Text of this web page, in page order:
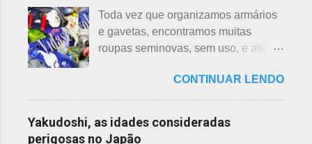
largas e cor única: verde. As folhas
crescem para o alto, em hastes
longas. As raízes são comestíveis,
produzindo o renkon. Detalhei sobre
flor de lotus, na postagem anterior
e imagens de uma pla...
acabou esquecido, até que postei
sobre esses baldes de água
dispostos em alguns bairros de
Arashiyama, em Kyoto, inclusive nos
jardins do Heian Jinja. Esses baldes
com água, escritos 消火用, ou Shōka-
yō, balde para combate a incêndios,
Toda vez que organizamos armários
e gavetas, encontramos muitas
roupas seminovas, sem uso, e até
Roupas de crianças, em perfeito
estado, que não servem mais, peças
novas, semi novas, de pouco uso. O
que fazer com elas? No Japão,
CONTINUAR LENDO
Yakudoshi, as idades consideradas
perigosas no Japão